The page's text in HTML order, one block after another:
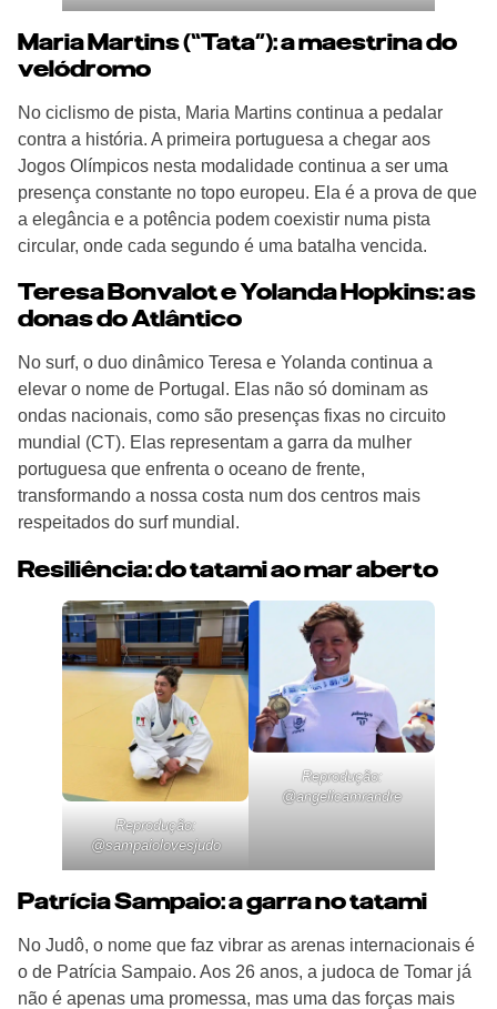
Maria Martins (“Tata”): a maestrina do
velódromo
No ciclismo de pista, Maria Martins continua a pedalar
contra a história. A primeira portuguesa a chegar aos
Jogos Olímpicos nesta modalidade continua a ser uma
presença constante no topo europeu. Ela é a prova de que
a elegância e a potência podem coexistir numa pista
circular, onde cada segundo é uma batalha vencida.
Teresa Bonvalot e Yolanda Hopkins: as
donas do Atlântico
No surf, o duo dinâmico Teresa e Yolanda continua a
elevar o nome de Portugal. Elas não só dominam as
ondas nacionais, como são presenças fixas no circuito
mundial (CT). Elas representam a garra da mulher
portuguesa que enfrenta o oceano de frente,
transformando a nossa costa num dos centros mais
respeitados do surf mundial.
Resiliência: do tatami ao mar aberto
Reprodução:
@sampaiolovesjudo
Reprodução:
@angelicamrandre
Patrícia Sampaio: a garra no tatami
No Judô, o nome que faz vibrar as arenas internacionais é
o de Patrícia Sampaio. Aos 26 anos, a judoca de Tomar já
não é apenas uma promessa, mas uma das forças mais